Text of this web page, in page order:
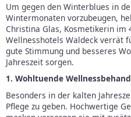
Um gegen den Winterblues in
Wintermonaten vorzubeugen,
Christina Glas, Kosmetikerin im
Wellnesshotels Waldeck verrät
gute Stimmung und besseres
Jahreszeit sorgen.
1. Wohltuende
Besonders in der kalten
Pflege zu geben. Hochwertige